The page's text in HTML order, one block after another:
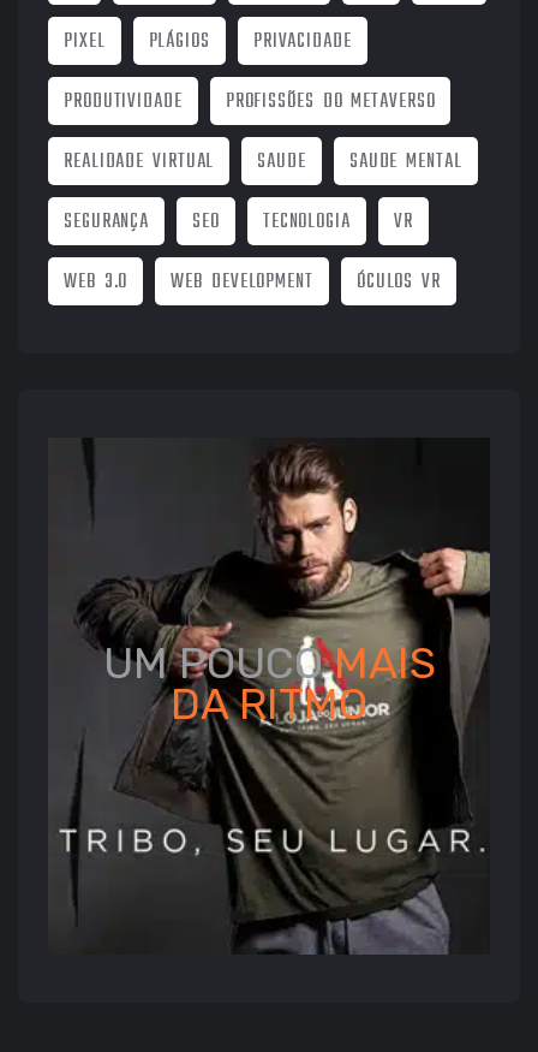
PIXEL
PLÁGIOS
PRIVACIDADE
PRODUTIVIDADE
PROFISSÕES DO METAVERSO
REALIDADE VIRTUAL
SAUDE
SAUDE MENTAL
SEGURANÇA
SEO TECNOLOGIA
VR
WEB 3.0
WEB DEVELOPMENT ÓCULOS VR
UM POUCOMAIS
DARITMO